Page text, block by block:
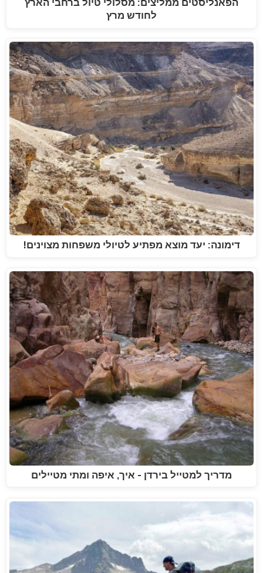
הפאנליסטים ממליצים: מסלולי טיול ברחבי הארץ
לחודש מרץ
דימונה: יעד מוצא מפתיע לטיולי משפחות מצוינים!
מדריך למטייל בירדן - איך, איפה ומתי מטיילים